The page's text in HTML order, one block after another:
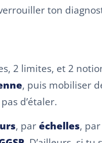
ton
2 limites, et 2
, puis mobiliser
d’étaler.
, par échelles, par